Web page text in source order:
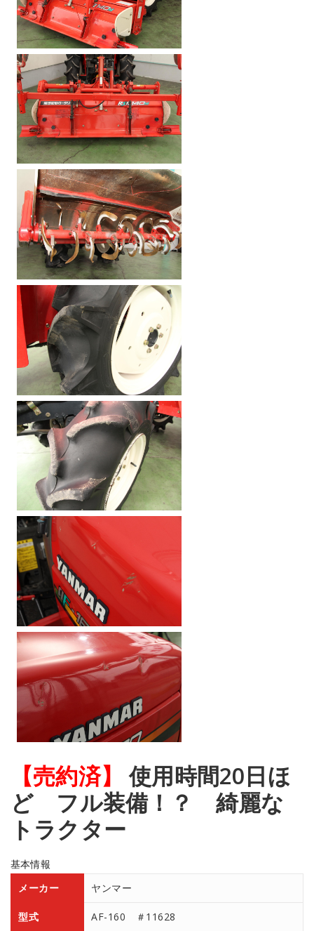
【売約済】
使用時間20日ほ
ど フル装備！？ 綺麗な
トラクター
基本情報
メーカー
ヤンマー
型式 AF-160 ＃11628